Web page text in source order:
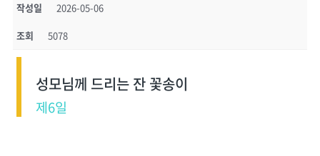
작성일 2026-05-06
조회 5078
성모님께 드리는 잔 꽃송이
제6일